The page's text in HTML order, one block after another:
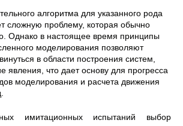
алгоритма для указанного рода
слож­ную проблему, которая обычно
Однако в настоящее время принципы
моделирования позволяют
в области построения систем,
явления, что дает основу для прогресса
моделирования и расчета движения
имитационных испытаний выбор